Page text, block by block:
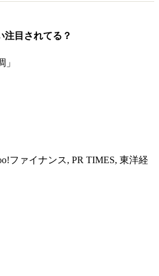
注目されてる？
」
ファイナンス, PR TIMES, 東洋経